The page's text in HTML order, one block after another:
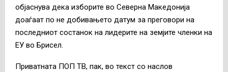
објаснува дека изборите во Северна Македонија
доаѓаат по не добивањето датум за преговори на
последниот состанок на лидерите на земјите членки на
ЕУ во Брисел.
Приватната ПОП ТВ, пак, во текст со наслов